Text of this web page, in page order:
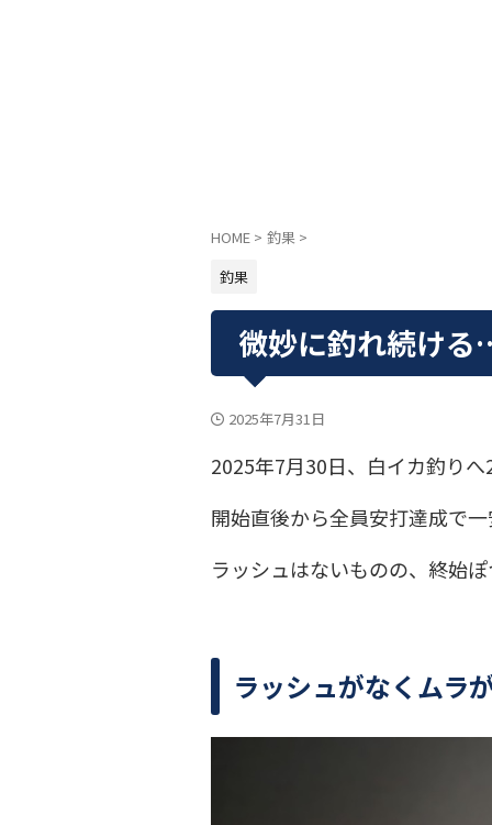
HOME > 釣果 >
釣果
微妙に釣れ続け
2025年7月31日
2025年7月30日、白イカ釣り
開始直後から全員安打達成で
ラッシュはないものの、終始
ラッシュがなくムラ